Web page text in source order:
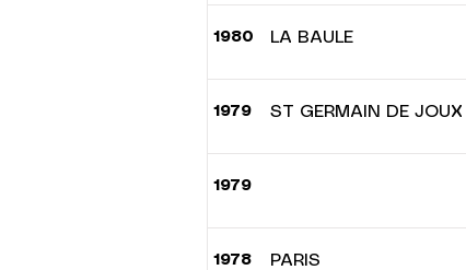
1980 LA BAULE
1979 ST GERMAIN DE JOUX
1979
1978 PARIS